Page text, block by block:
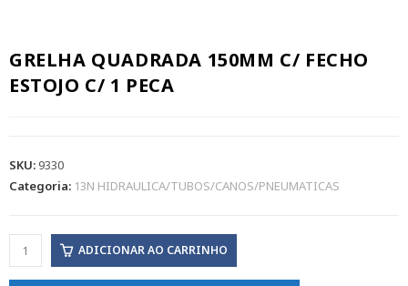
GRELHA QUADRADA 150MM C/ FECHO
ESTOJO C/ 1 PECA
SKU:9330
Categoria: 13N HIDRAULICA/TUBOS/CANOS/PNEUMATICAS
ADICIONAR AO CARRINHO